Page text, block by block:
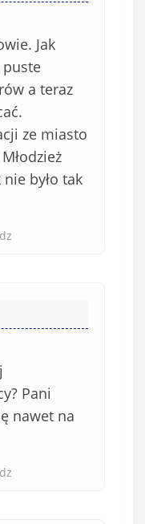
Jak
puste
a teraz
ze miasto
było tak
Pani
nawet na